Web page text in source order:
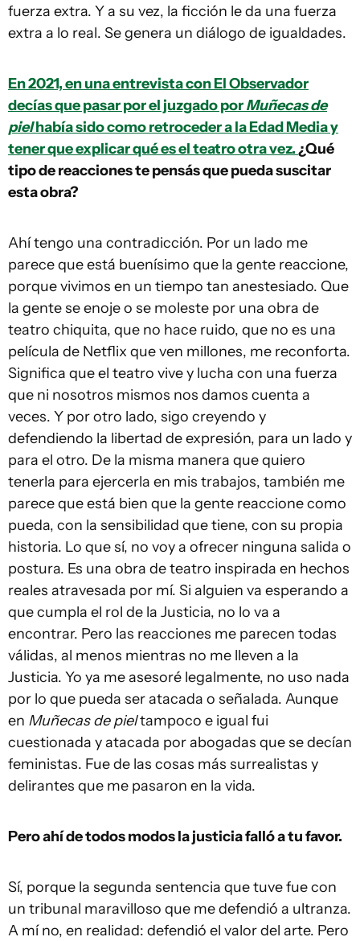
fuerza extra. Y a su vez, la ficción le da una fuerza
extra a lo real. Se genera un diálogo de igualdades.
En 2021, en una entrevista con El Observador
decías que pasar por el juzgado porMuñecas de
pielhabía sido como retroceder a la Edad Media y
tener que explicar qué es el teatro otra vez.¿Qué
tipo de reacciones te pensás que pueda suscitar
esta obra?
Ahí tengo una contradicción. Por un lado me
parece que está buenísimo que la gente reaccione,
porque vivimos en un tiempo tan anestesiado. Que
la gente se enoje o se moleste por una obra de
teatro chiquita, que no hace ruido, que no es una
película de Netflix que ven millones, me reconforta.
Significa que el teatro vive y lucha con una fuerza
que ni nosotros mismos nos damos cuenta a
veces. Y por otro lado, sigo creyendo y
defendiendo la libertad de expresión, para un lado y
para el otro. De la misma manera que quiero
tenerla para ejercerla en mis trabajos, también me
parece que está bien que la gente reaccione como
pueda, con la sensibilidad que tiene, con su propia
historia. Lo que sí, no voy a ofrecer ninguna salida o
postura. Es una obra de teatro inspirada en hechos
reales atravesada por mí. Si alguien va esperando a
que cumpla el rol de la Justicia, no lo va a
encontrar. Pero las reacciones me parecen todas
válidas, al menos mientras no me lleven a la
Justicia. Yo ya me asesoré legalmente, no uso nada
por lo que pueda ser atacada o señalada. Aunque
en Muñecas de pieltampoco e igual fui
cuestionada y atacada por abogadas que se decían
feministas. Fue de las cosas más surrealistas y
delirantes que me pasaron en la vida.
Pero ahí de todos modos la justicia falló a tu favor.
Sí, porque la segunda sentencia que tuve fue con
un tribunal maravilloso que me defendió a ultranza.
A mí no, en realidad: defendió el valor del arte. Pero